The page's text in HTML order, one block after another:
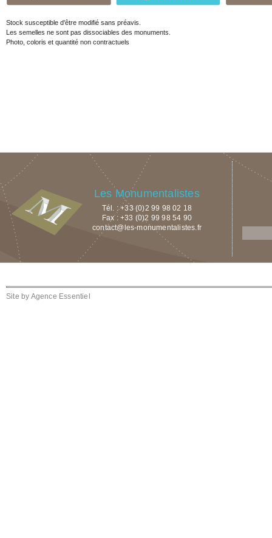
Stock susceptible d'être modifié sans préavis.
Les semelles ne sont pas dissociables des monuments.
Photo, coloris et quantité non contractuels
Les Monumentalistes
Tél. : +33 (0)2 99 98 02 18
Fax : +33 (0)2 99 98 54 90
contact@les-monumentalistes.fr
Site by Agence Essentiel